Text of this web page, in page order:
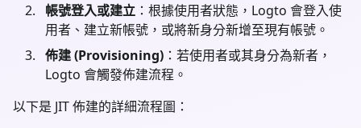
帳號登入或建立 ：根據使用者狀態，Logto 會登入使
用者、建立新帳號，或將新身分新增至現有帳號。
佈建 (Provisioning) ：若使用者或其身分為新者，
Logto 會觸發佈建流程。
以下是 JIT 佈建的詳細流程圖：